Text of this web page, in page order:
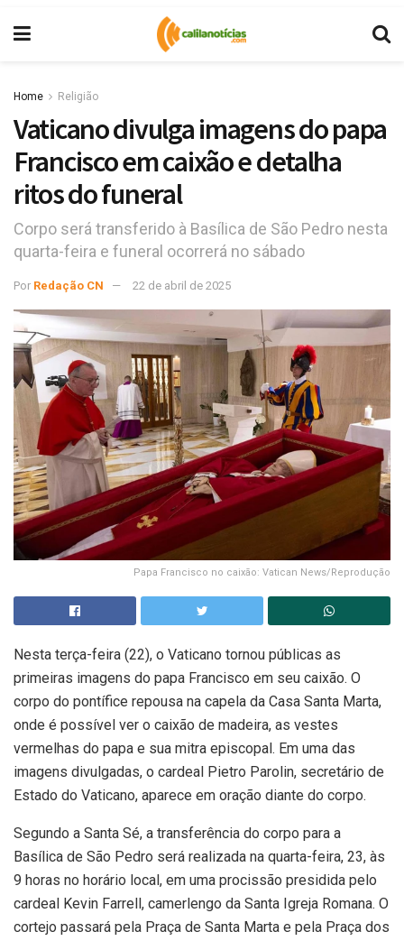
Home Religião
Vaticano divulga imagens do papa
Francisco em caixão e detalha
ritos do funeral
Corpo será transferido à Basílica de São Pedro nesta
quarta-feira e funeral ocorrerá no sábado
Por Redação CN 22 de abril de 2025
Papa Francisco no caixão: Vatican News/Reprodução
Nesta terça-feira (22), o Vaticano tornou públicas as
primeiras imagens do papa Francisco em seu caixão. O
corpo do pontífice repousa na capela da Casa Santa Marta,
onde é possível ver o caixão de madeira, as vestes
vermelhas do papa e sua mitra episcopal. Em uma das
imagens divulgadas, o cardeal Pietro Parolin, secretário de
Estado do Vaticano, aparece em oração diante do corpo.
Segundo a Santa Sé, a transferência do corpo para a
Basílica de São Pedro será realizada na quarta-feira, 23, às
9 horas no horário local, em uma procissão presidida pelo
cardeal Kevin Farrell, camerlengo da Santa Igreja Romana. O
cortejo passará pela Praça de Santa Marta e pela Praça dos